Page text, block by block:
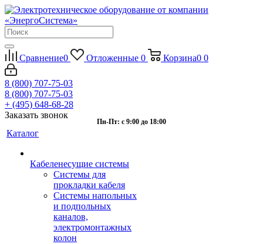
Сравнение0 Отложенные 0 Корзина0 0
8 (800) 707-75-03
8 (800) 707-75-03
+ (495) 648-68-28
Заказать звонок
Пн-Пт: с 9:00 до 18:00
Каталог
Кабеленесущие системы
Системы для
прокладки кабеля
Системы напольных
и подпольных
каналов,
электромонтажных
колон